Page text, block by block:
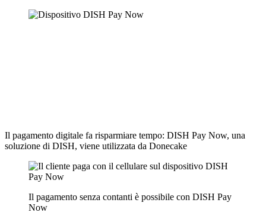
Il pagamento digitale fa risparmiare tempo: DISH Pay Now, una
soluzione di DISH, viene utilizzata da Donecake
Il pagamento senza contanti è possibile con DISH Pay
Now